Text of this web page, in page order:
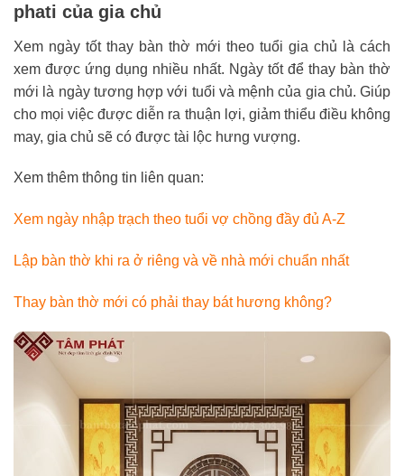
phati của gia chủ
Xem ngày tốt thay bàn thờ mới theo tuổi gia chủ là cách
xem được ứng dụng nhiều nhất. Ngày tốt để thay bàn thờ
mới là ngày tương hợp với tuổi và mệnh của gia chủ. Giúp
cho mọi việc được diễn ra thuận lợi, giảm thiểu điều không
may, gia chủ sẽ có được tài lộc hưng vượng.
Xem thêm thông tin liên quan:
Xem ngày nhập trạch theo tuổi vợ chồng đầy đủ A-Z
Lập bàn thờ khi ra ở riêng và về nhà mới chuẩn nhất
Thay bàn thờ mới có phải thay bát hương không?